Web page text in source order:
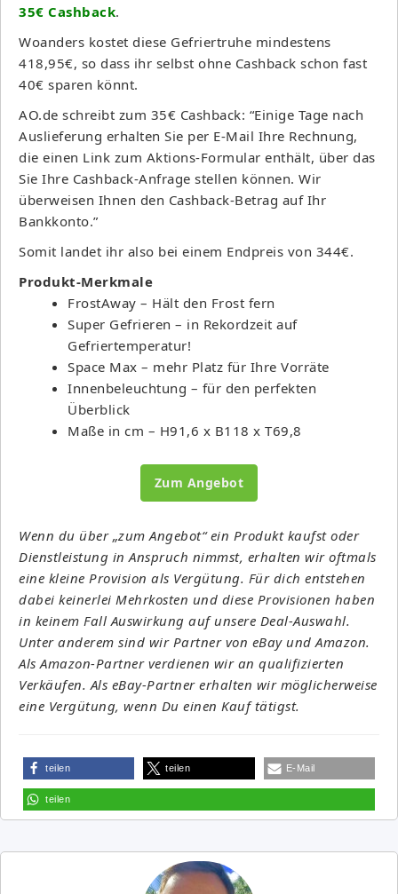
35€ Cashback.
Woanders kostet diese Gefriertruhe mindestens
418,95€, so dass ihr selbst ohne Cashback schon fast
40€ sparen könnt.
AO.de schreibt zum 35€ Cashback: “Einige Tage nach
Auslieferung erhalten Sie per E-Mail Ihre Rechnung,
die einen Link zum Aktions-Formular enthält, über das
Sie Ihre Cashback-Anfrage stellen können. Wir
überweisen Ihnen den Cashback-Betrag auf Ihr
Bankkonto.”
Somit landet ihr also bei einem Endpreis von 344€.
Produkt-Merkmale
FrostAway – Hält den Frost fern
Super Gefrieren – in Rekordzeit auf
Gefriertemperatur!
Space Max – mehr Platz für Ihre Vorräte
Innenbeleuchtung – für den perfekten
Überblick
Maße in cm – H91,6 x B118 x T69,8
Zum Angebot
Wenn du über „zum Angebot“ ein Produkt kaufst oder
Dienstleistung in Anspruch nimmst, erhalten wir oftmals
eine kleine Provision als Vergütung. Für dich entstehen
dabei keinerlei Mehrkosten und diese Provisionen haben
in keinem Fall Auswirkung auf unsere Deal-Auswahl.
Unter anderem sind wir Partner von eBay und Amazon.
Als Amazon-Partner verdienen wir an qualifizierten
Verkäufen. Als eBay-Partner erhalten wir möglicherweise
eine Vergütung, wenn Du einen Kauf tätigst.
teilen teilen E-Mail
teilen